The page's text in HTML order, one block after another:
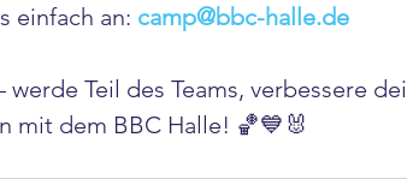
einfach an: camp@bbc-halle.de
werde Teil des Teams, verbessere
mit dem BBC Halle! 🏀💙🐰